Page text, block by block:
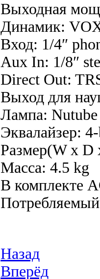
Выходная
Динамик:
Вход: 1/4″
Aux In: 1/8″
Direct Out:
Выход для
Лампа: Nutube
Эквалайзер:
Размер(W x D
Масса: 4.5 kg
В комплекте
Назад
Вперёд